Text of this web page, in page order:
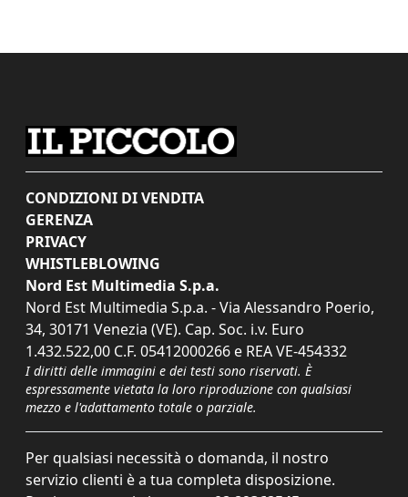
CONDIZIONI DI VENDITA
GERENZA
PRIVACY
WHISTLEBLOWING
Nord Est Multimedia S.p.a.
Nord Est Multimedia S.p.a. - Via Alessandro Poerio,
34, 30171 Venezia (VE). Cap. Soc. i.v. Euro
1.432.522,00 C.F. 05412000266 e REA VE-454332
I diritti delle immagini e dei testi sono riservati. È
espressamente vietata la loro riproduzione con qualsiasi
mezzo e l'adattamento totale o parziale.
Per qualsiasi necessità o domanda, il nostro
servizio clienti è a tua completa disposizione.